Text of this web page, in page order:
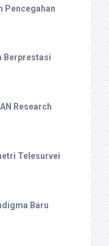
Pencegahan
Berprestasi
Research
Telesurvei
Baru